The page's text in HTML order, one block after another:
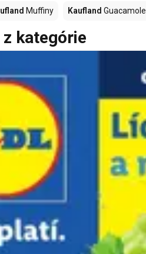
Muffiny Kaufland Guacamole
kategórie